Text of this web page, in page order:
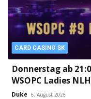
CARD CASINO SK
Donnerstag ab
WSOPC Ladies
Casino SK!
Duke 6. August 2026